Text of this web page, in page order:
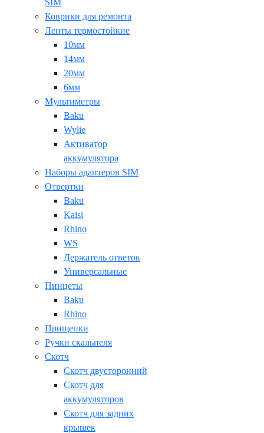
SIM
Коврики для ремонта
Ленты термостойкие
10мм
14мм
20мм
6мм
Мультиметры
Baku
Wylie
Активатор
аккумулятора
Наборы адаптеров SIM
Отвертки
Baku
Kaisi
Rhino
WS
Держатель ответок
Универсальные
Пинцеты
Baku
Rhino
Прищепки
Ручки скальпеля
Скотч
Скотч двусторонний
Скотч для
аккумуляторов
Скотч для задних
крышек